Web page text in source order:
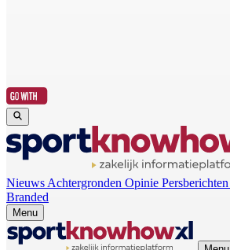
Nieuws Achtergronden Opinie Persberichten
Branded
Menu